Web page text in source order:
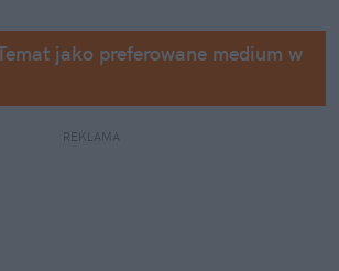
jako preferowane medium w
REKLAMA